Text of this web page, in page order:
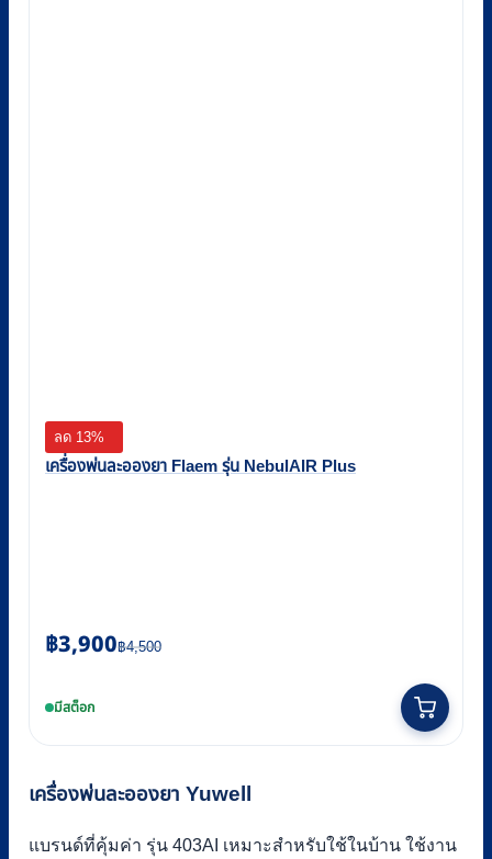
ลด 13%
เครื่องพ่นละอองยา Flaem รุ่น NebulAIR Plus
฿4,500
Original
was:
฿3,900
Current
is:มีสต็อก
เครื่องพ่นละอองยา Yuwell
แบรนด์ที่คุ้มค่า รุ่น 403AI เหมาะสำหรับใช้ในบ้าน ใช้งาน